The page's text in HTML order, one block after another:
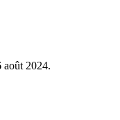
août 2024.